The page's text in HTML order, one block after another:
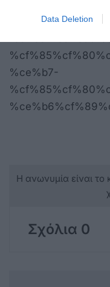
Data Deletion
%ce%b7-
Η ανωνυμία είναι το
Σχόλια 0